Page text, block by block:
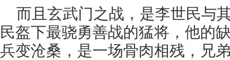
而且玄武门之战，是李世民与
民盔下最骁勇善战的猛将，他的
兵变沧桑，是一场骨肉相残，兄